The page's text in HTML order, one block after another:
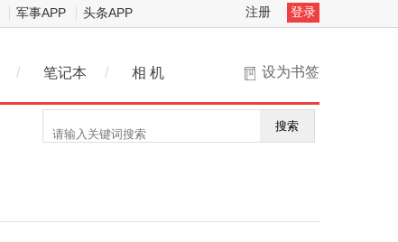
军事APP 头条APP 注册 登录
设为书签
/ 笔记本 / 相 机
搜索